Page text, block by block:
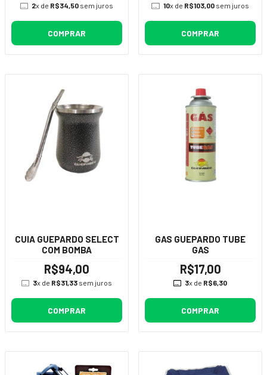
2x de R$34,50 sem juros
COMPRAR
10x de R$103,00sem juros
COMPRAR
CUIA GUEPARDO SELECT
COM BOMBA
R$94,00
3x de R$31,33 sem juros
COMPRAR
GAS GUEPARDO TUBE
GAS
R$17,00
3x de R$6,30
COMPRAR